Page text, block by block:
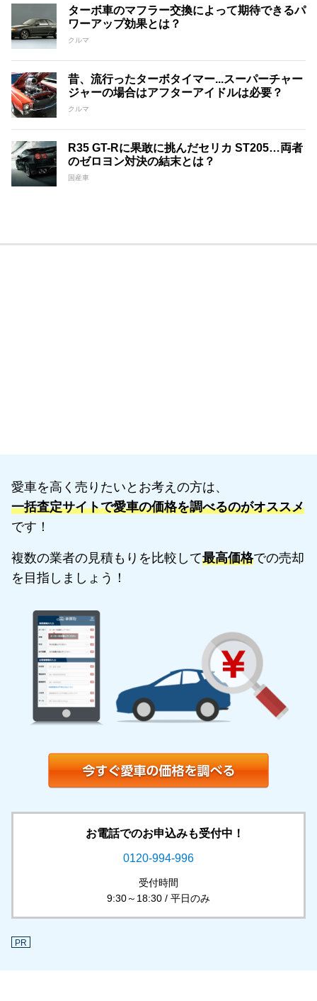
ターボ車のマフラー交換によって期待できるパ
ワーアップ効果とは？
クルマ
昔、流行ったターボタイマー...スーパーチャー
ジャーの場合はアフターアイドルは必要？
クルマ
R35 GT-Rに果敢に挑んだセリカ ST205…両者
のゼロヨン対決の結末とは？
国産車
愛車を高く売りたいとお考えの方は、
一括査定サイトで愛車の価格を調べるのがオススメ
です！
複数の業者の見積もりを比較して最高価格での売却
を目指しましょう！
お電話でのお申込みも受付中！
0120-994-996
受付時間
9:30～18:30 / 平日のみ
PR